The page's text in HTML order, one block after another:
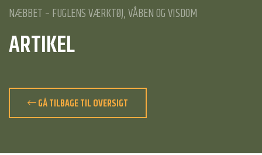
NÆBBET – FUGLENS VÆRKTØJ, VÅBEN OG VISDOM
ARTIKEL
GÅ TILBAGE TIL OVERSIGT